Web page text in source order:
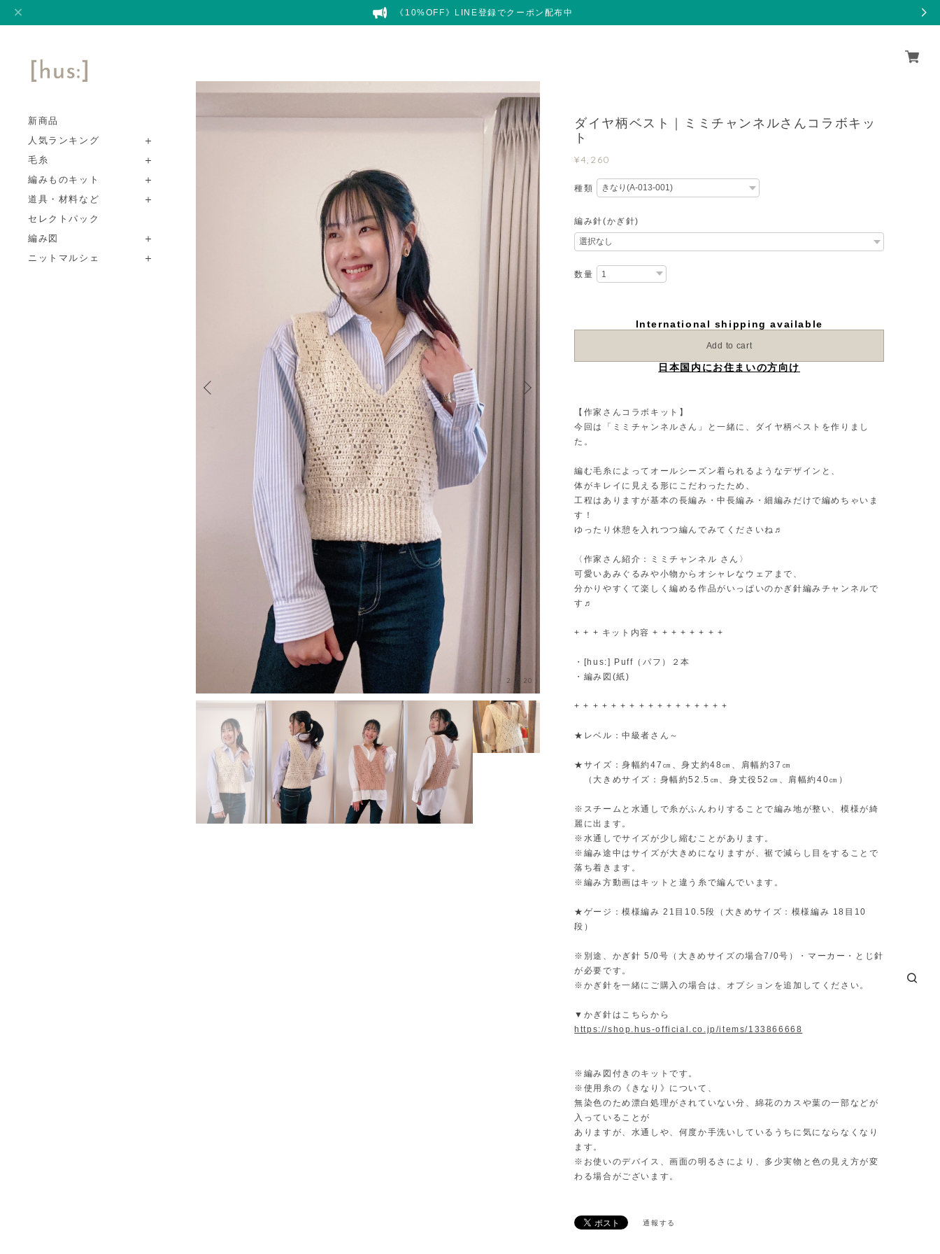
《10%OFF》LINE登録でクーポン配布中
新商品
人気ランキング
毛糸
編みものキット
道具・材料など
セレクトパック
編み図
ニットマルシェ
3 / 20
ダイヤ柄ベスト｜ミミチャンネルさんコラボキッ
ト
¥4,260
種類
編み針(かぎ針)
数量
International shipping available
Add to cart
日本国内にお住まいの方向け
【作家さんコラボキット】
今回は「ミミチャンネルさん」と一緒に、ダイヤ柄ベストを作りまし
た。
編む毛糸によってオールシーズン着られるようなデザインと、
体がキレイに見える形にこだわったため、
工程はありますが基本の長編み・中長編み・細編みだけで編めちゃいま
す！
ゆったり休憩を入れつつ編んでみてくださいね♬
〈作家さん紹介：ミミチャンネル さん〉
可愛いあみぐるみや小物からオシャレなウェアまで、
分かりやすくて楽しく編める作品がいっぱいのかぎ針編みチャンネルで
す♬
+ + + キット内容 + + + + + + + +
・[hus:] Puff（パフ）２本
・編み図(紙)
+ + + + + + + + + + + + + + + + +
★レベル：中級者さん～
★サイズ：身幅約47㎝、身丈約48㎝、肩幅約37㎝
（大きめサイズ：身幅約52.5㎝、身丈役52㎝、肩幅約40㎝）
※スチームと水通しで糸がふんわりすることで編み地が整い、模様が綺
麗に出ます。
※水通しでサイズが少し縮むことがあります。
※編み途中はサイズが大きめになりますが、裾で減らし目をすることで
落ち着きます。
※編み方動画はキットと違う糸で編んでいます。
★ゲージ：模様編み 21目10.5段（大きめサイズ：模様編み 18目10
段）
※別途、かぎ針 5/0号（大きめサイズの場合7/0号）・マーカー・とじ針
が必要です。
※かぎ針を一緒にご購入の場合は、オプションを追加してください。
▼かぎ針はこちらから
https://shop.hus-official.co.jp/items/133866668
※編み図付きのキットです。
※使用糸の《きなり》について、
無染色のため漂白処理がされていない分、綿花のカスや葉の一部などが
入っていることが
ありますが、水通しや、何度か手洗いしているうちに気にならなくなり
ます。
※お使いのデバイス、画面の明るさにより、多少実物と色の見え方が変
わる場合がございます。
通報する